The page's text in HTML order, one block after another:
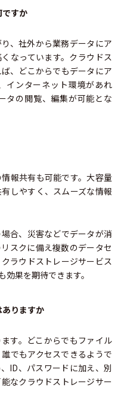
ですか
、社外から業務データにア
なっています。クラウドス
、どこからでもデータにア
インターネット環境があれ
タの閲覧、編集が可能とな
報共有も可能です。大容量
しやすく、スムーズな情報
合、災害などでデータが消
スクに備え複数のデータセ
ラウドストレージサービス
果を期待できます。
りますか
す。どこからでもファイル
でもアクセスできるようで
ID、パスワードに加え、別
なクラウドストレージサー